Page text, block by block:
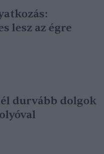
lesz az égre
durvább dolgok